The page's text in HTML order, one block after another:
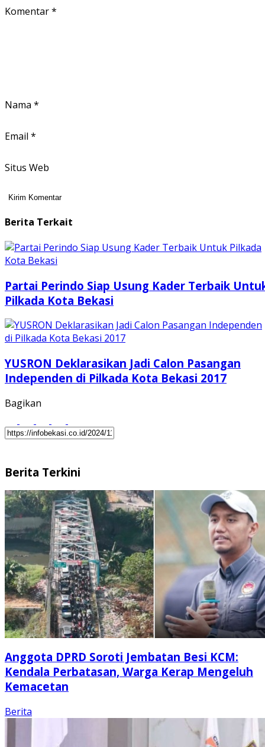
Komentar*
Nama *
Email *
Situs Web
Berita Terkait
Partai Perindo Siap Usung Kader Terbaik
Pilkada Kota Bekasi
YUSRON Deklarasikan Jadi Calon Pasangan
Independen di Pilkada Kota Bekasi 2017
Bagikan
Berita Terkini
Anggota DPRD Soroti Jembatan Besi KCM:
Kendala Perbatasan, Warga Kerap Mengeluh
Kemacetan
Berita